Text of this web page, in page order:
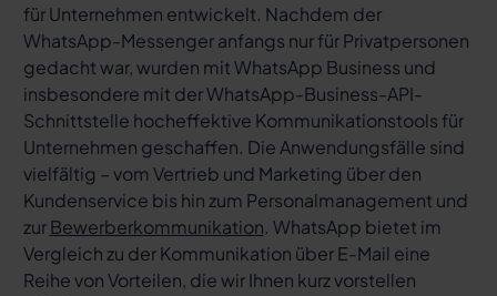
für Unternehmen entwickelt. Nachdem der
WhatsApp-Messenger anfangs nur für Privatpersonen
gedacht war, wurden mit WhatsApp Business und
insbesondere mit der WhatsApp-Business-API-
Schnittstelle hocheffektive Kommunikationstools für
Unternehmen geschaffen. Die Anwendungsfälle sind
vielfältig – vom Vertrieb und Marketing über den
Kundenservice bis hin zum Personalmanagement und
zurBewerberkommunikation. WhatsApp bietet im
Vergleich zu der Kommunikation über E-Mail eine
Reihe von Vorteilen, die wir Ihnen kurz vorstellen